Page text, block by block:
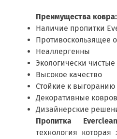
Преимущества ковра:
Наличие пропитки
Противоскользящее
Неаллергенны
Экологически чистые
Высокое качество
Стойкие к выгоранию
Декоративные
Дизайнерские
Пропитка Everclean
технология